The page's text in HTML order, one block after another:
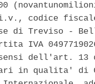
codice
di Treviso -
IVA
dell'art. 13
in qualita' di